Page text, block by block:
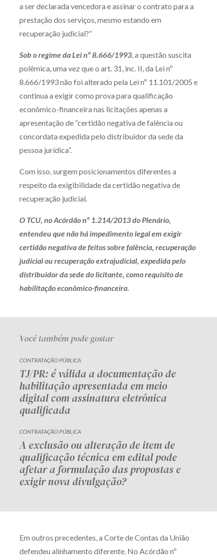
a ser declarada vencedora e assinar o contrato para a
prestação dos serviços, mesmo estando em
recuperação judicial?”
Sob o regime da Lei nº 8.666/1993, a questão suscita
polêmica, uma vez que o art. 31, inc. II, da Lei nº
8.666/1993 não foi alterado pela Lei nº 11.101/2005 e
continua a exigir como prova para qualificação
econômico-financeira nas licitações apenas a
apresentação de “certidão negativa de falência ou
concordata expedida pelo distribuidor da sede da
pessoa jurídica”.
Com isso, surgem posicionamentos diferentes a
respeito da exigibilidade da certidão negativa de
recuperação judicial.
O TCU, no Acórdão nº 1.214/2013 do Plenário,
entendeu que não há impedimento legal em exigir
certidão negativa de feitos sobre falência, recuperação
judicial ou recuperação extrajudicial, expedida pelo
distribuidor da sede do licitante, como requisito de
habilitação econômico-financeira.
Você também pode gostar
CONTRATAÇÃO PÚBLICA
TJ/PR: é válida a documentação de
habilitação apresentada em meio
digital com assinatura eletrônica
qualificada
CONTRATAÇÃO PÚBLICA
A exclusão ou alteração de item de
qualificação técnica em edital pode
afetar a formulação das propostas e
exigir nova divulgação?
Em outros precedentes, a Corte de Contas da União
defendeu alinhamento diferente. No Acórdão nº